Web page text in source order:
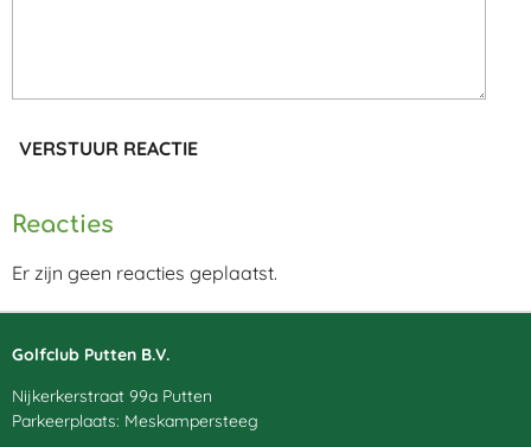
VERSTUUR REACTIE
Reacties
Er zijn geen reacties geplaatst.
Golfclub Putten B.V.
Nijkerkerstraat 99a Putten
Parkeerplaats: Meskampersteeg